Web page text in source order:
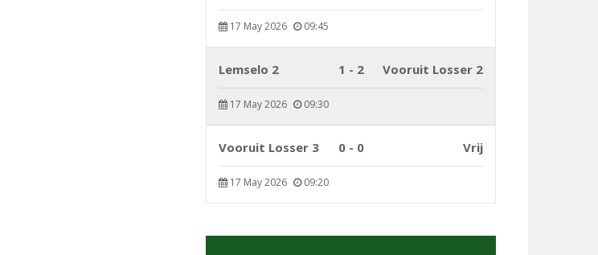
17 May 2026 09:45
Lemselo 2 1 - 2 Vooruit Losser 2
17 May 2026 09:30
Vooruit Losser 3 0 - 0 Vrij
17 May 2026 09:20